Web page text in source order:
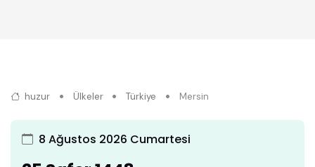
huzur Ülkeler Türkiye Mersin
8 Ağustos 2026 Cumartesi